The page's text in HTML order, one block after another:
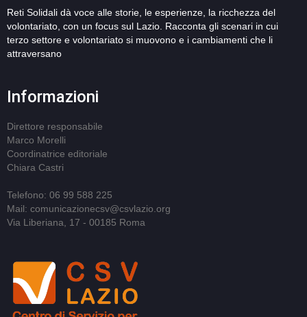
Reti Solidali dà voce alle storie, le esperienze, la ricchezza del
volontariato, con un focus sul Lazio. Racconta gli scenari in cui
terzo settore e volontariato si muovono e i cambiamenti che li
attraversano
Informazioni
Direttore responsabile
Marco Morelli
Coordinatrice editoriale
Chiara Castri
Telefono: 06 99 588 225
Mail: comunicazionecsv@csvlazio.org
Via Liberiana, 17 - 00185 Roma